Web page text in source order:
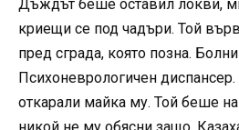
Дъждът беше оставил локви,
криещи се под чадъри. Той
пред сграда, която позна.
Психоневрологичен диспансер.
откарали майка му. Той беше